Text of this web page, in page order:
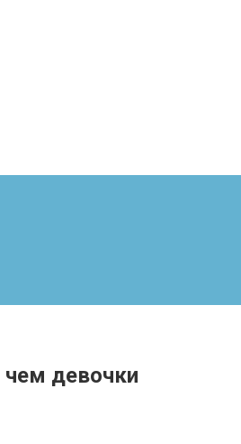
чем девочки